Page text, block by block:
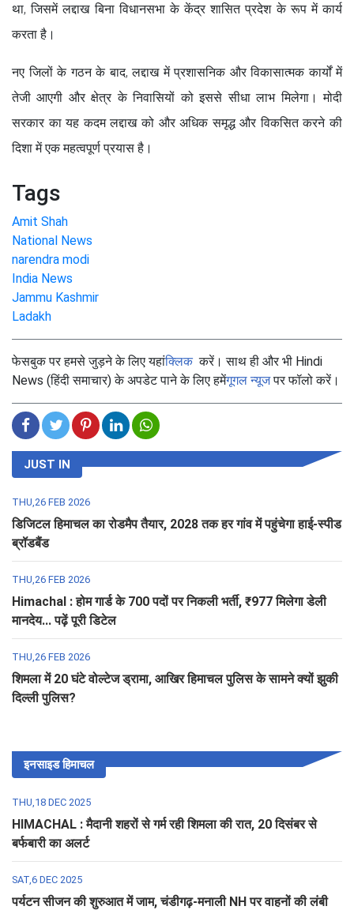
था, जिसमें लद्दाख बिना विधानसभा के केंद्र शासित प्रदेश के रूप में कार्य
करता है।
नए जिलों के गठन के बाद, लद्दाख में प्रशासनिक और विकासात्मक कार्यों में
तेजी आएगी और क्षेत्र के निवासियों को इससे सीधा लाभ मिलेगा। मोदी
सरकार का यह कदम लद्दाख को और अधिक समृद्ध और विकसित करने की
दिशा में एक महत्वपूर्ण प्रयास है।
Tags
Amit Shah
National News
narendra modi
India News
Jammu Kashmir
Ladakh
फेसबुक पर हमसे जुड़ने के लिए यहांक्लिककरें। साथ ही और भी Hindi
News (हिंदी समाचार) के अपडेट पाने के लिए हमेंगूगल न्यूजपर फॉलो करें।
JUST IN
THU,26 FEB 2026
डिजिटल हिमाचल का रोडमैप तैयार, 2028 तक हर गांव में पहुंचेगा हाई-स्पीड
ब्रॉडबैंड
THU,26 FEB 2026
Himachal : होम गार्ड के 700 पदों पर निकली भर्ती, ₹977 मिलेगा डेली
मानदेय... पढ़ें पूरी डिटेल
THU,26 FEB 2026
शिमला में 20 घंटे वोल्टेज ड्रामा, आखिर हिमाचल पुलिस के सामने क्यों झुकी
दिल्ली पुलिस?
इनसाइड हिमाचल
THU,18 DEC 2025
HIMACHAL : मैदानी शहरों से गर्म रही शिमला की रात, 20 दिसंबर से
बर्फबारी का अलर्ट
SAT,6 DEC 2025
पर्यटन सीजन की शुरुआत में जाम, चंडीगढ़-मनाली NH पर वाहनों की लंबी